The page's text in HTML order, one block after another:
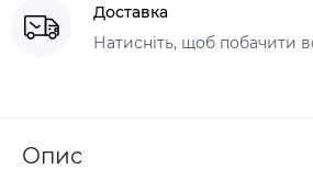
Доставка
Натисніть, щоб побачити
Опис